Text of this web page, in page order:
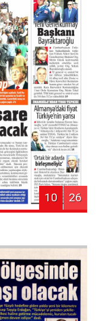
10 26